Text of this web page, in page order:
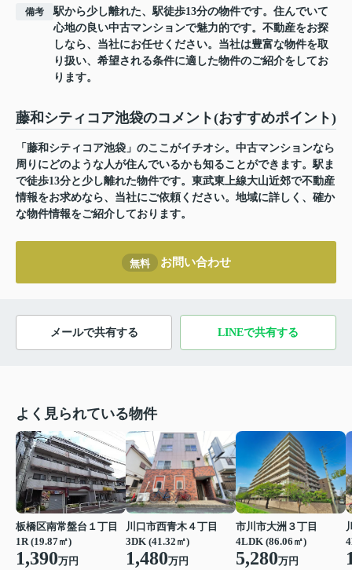
備考
駅から少し離れた、駅徒歩13分の物件です。住んでいて
心地の良い中古マンションで魅力的です。不動産をお探
しなら、当社にお任せください。当社は豊富な物件を取
り扱い、希望される条件に適した物件のご紹介をしてお
ります。
藤和シティコア池袋のコメント(おすすめポイント)
「藤和シティコア池袋」のここがイチオシ。中古マンションなら
周りにどのような人が住んでいるかも知ることができます。駅ま
で徒歩13分と少し離れた物件です。東武東上線大山近郊で不動産
情報をお求めなら、当社にご依頼ください。地域に詳しく、確か
な物件情報をご紹介しております。
無料 お問い合わせ
メールで共有する LINEで共有する
よく見られている物件
板橋区南常盤台１丁目
1R (19.87㎡)
1,390万円
川口市西青木４丁目
3DK (41.32㎡)
1,480万円
市川市大洲３丁目
4LDK (86.06㎡)
5,280万円